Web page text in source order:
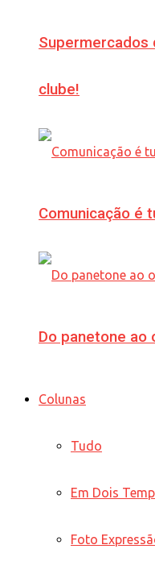
Supermercados
clube!
Comunicação é
Do panetone ao
Colunas
Tudo
Em Dois
Foto